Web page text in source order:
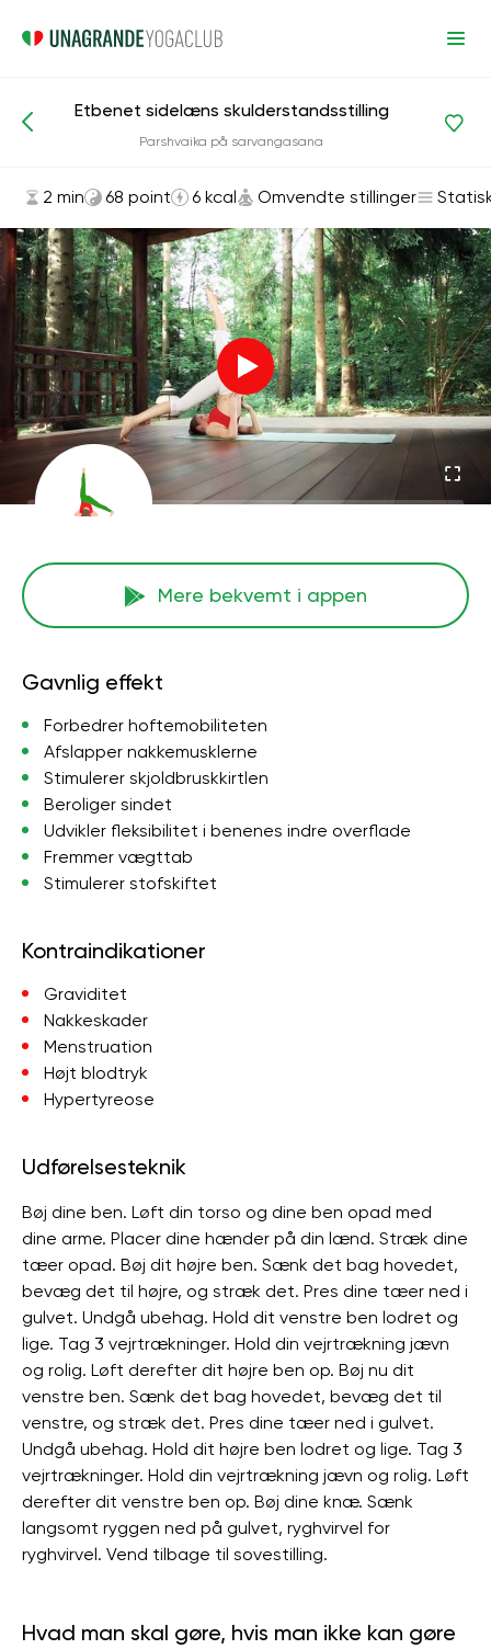
Asanas og øvelser Omvendte stillinger
Etbenet sidelæns skulderstandsstilling
Parshvaika på sarvangasana
2 min 68 point 6 kcal Omvendte stillinger
Mere bekvemt i appen
Gavnlig effekt
Forbedrer hoftemobiliteten
Afslapper nakkemusklerne
Stimulerer skjoldbruskkirtlen
Beroliger sindet
Udvikler fleksibilitet i benenes indre overflade
Fremmer vægttab
Stimulerer stofskiftet
Kontraindikationer
Graviditet
Nakkeskader
Menstruation
Højt blodtryk
Hypertyreose
Udførelsesteknik
Bøj dine ben. Løft din torso og dine ben opad med
dine arme. Placer dine hænder på din lænd. Stræk dine
tæer opad. Bøj dit højre ben. Sænk det bag hovedet,
bevæg det til højre, og stræk det. Pres dine tæer ned i
gulvet. Undgå ubehag. Hold dit venstre ben lodret og
lige. Tag 3 vejrtrækninger. Hold din vejrtrækning jævn
og rolig. Løft derefter dit højre ben op. Bøj nu dit
venstre ben. Sænk det bag hovedet, bevæg det til
venstre, og stræk det. Pres dine tæer ned i gulvet.
Undgå ubehag. Hold dit højre ben lodret og lige. Tag 3
vejrtrækninger. Hold din vejrtrækning jævn og rolig. Løft
derefter dit venstre ben op. Bøj dine knæ. Sænk
langsomt ryggen ned på gulvet, ryghvirvel for
ryghvirvel. Vend tilbage til sovestilling.
Hvad man skal gøre, hvis man ikke kan gøre